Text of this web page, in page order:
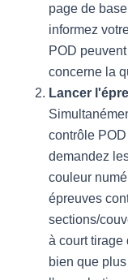
page de
informez
POD
concerne la
Lancer
contrôle
demandez
couleur
épreuves
sections/
à court tirage
bien que